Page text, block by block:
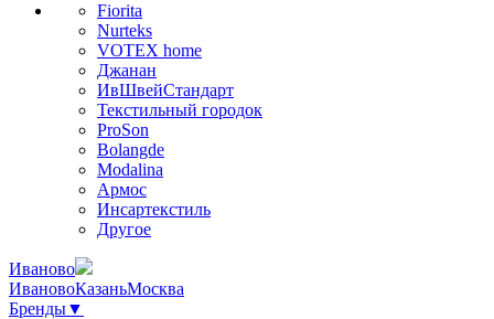
Fiorita
Nurteks
VOTEX home
Джанан
ИвШвейСтандарт
Текстильный городок
ProSon
Bolangde
Modalina
Армос
Инсартекстиль
Другое
Иваново
ИвановоКазаньМосква
Бренды▼